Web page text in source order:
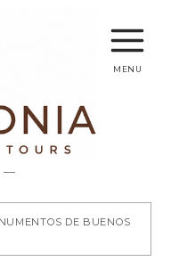
—
menu
de Buenos